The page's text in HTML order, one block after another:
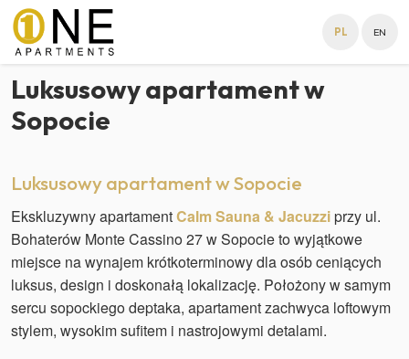
PL EN
Luksusowy apartament w
Sopocie
Luksusowy apartament w Sopocie
Ekskluzywny apartamentCalm Sauna & Jacuzziprzy ul.
Bohaterów Monte Cassino 27 w Sopocie to wyjątkowe
miejsce na wynajem krótkoterminowy dla osób ceniących
luksus, design i doskonałą lokalizację. Położony w samym
sercu sopockiego deptaka, apartament zachwyca loftowym
stylem, wysokim sufitem i nastrojowymi detalami.